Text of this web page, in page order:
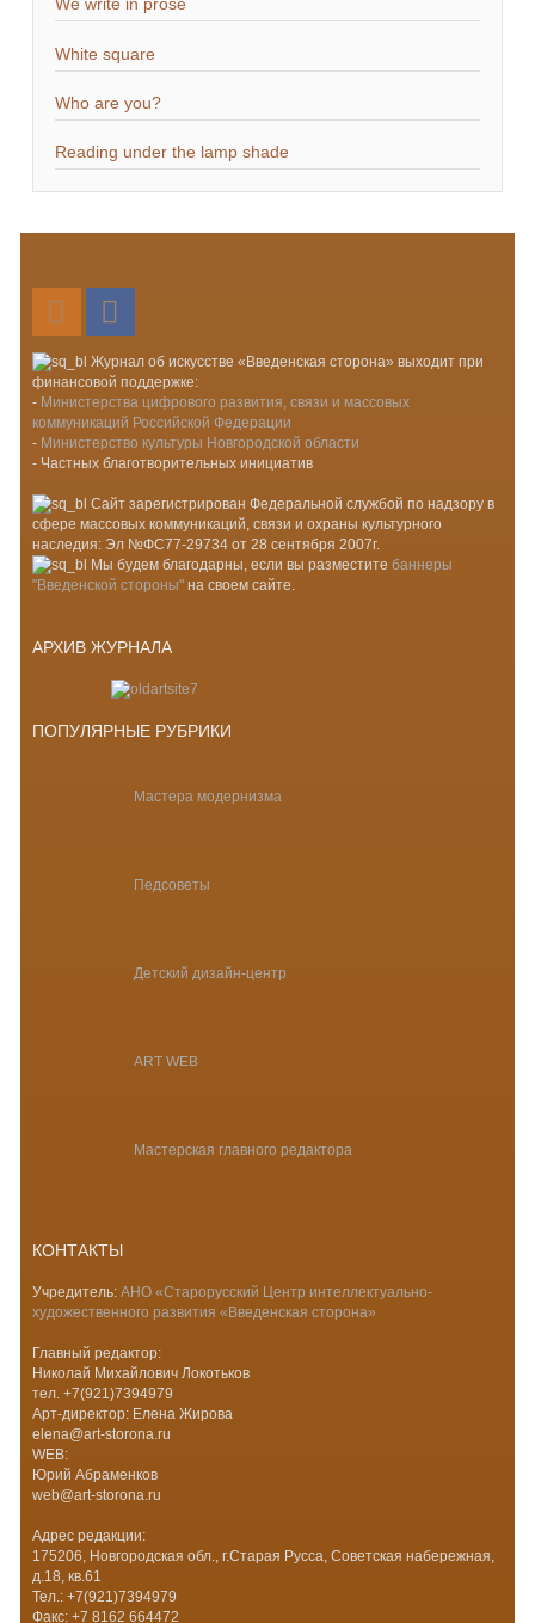
We write in prose
White square
Who are you?
Reading under the lamp shade
Журнал об искусстве «Введенская сторона» выходит при
финансовой поддержке:
- Министерства цифрового развития, связи и массовых
коммуникаций Российской Федерации
- Министерство культуры Новгородской области
- Частных благотворительных инициатив
Сайт зарегистрирован Федеральной службой по надзору в
сфере массовых коммуникаций, связи и охраны культурного
наследия: Эл №ФС77-29734 от 28 сентября 2007г.
Мы будем благодарны, если вы разместите баннеры
"Введенской стороны"на своем сайте.
АРХИВ ЖУРНАЛА
ПОПУЛЯРНЫЕ РУБРИКИ
Мастера модернизма
Педсоветы
Детский дизайн-центр
ART WEB
Мастерская главного редактора
КОНТАКТЫ
Учредитель: АНО «Старорусский Центр интеллектуально-
художественного развития «Введенская сторона»
Главный редактор:
Николай Михайлович Локотьков
тел. +7(921)7394979
Арт-директор: Елена Жирова
elena@art-storona.ru
WEB:
Юрий Абраменков
web@art-storona.ru
Адрес редакции:
175206, Новгородская обл., г.Старая Русса, Советская набережная,
д.18, кв.61
Тел.: +7(921)7394979
Факс: +7 8162 664472